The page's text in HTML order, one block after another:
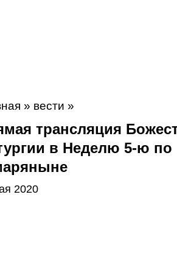
» вести »
трансляция
в Неделю 5-ю по
2020